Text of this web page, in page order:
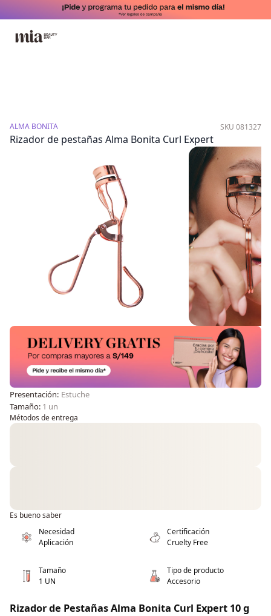
ALMA BONITA SKU 081327
Rizador de pestañas Alma Bonita Curl Expert
Presentación: Estuche
Tamaño: 1 un
Métodos de entrega
Es bueno saber
Necesidad
Aplicación
Certificación
Cruelty Free
Tamaño
1 UN
Tipo de producto
Accesorio
Rizador de Pestañas Alma Bonita Curl Expert 10 g